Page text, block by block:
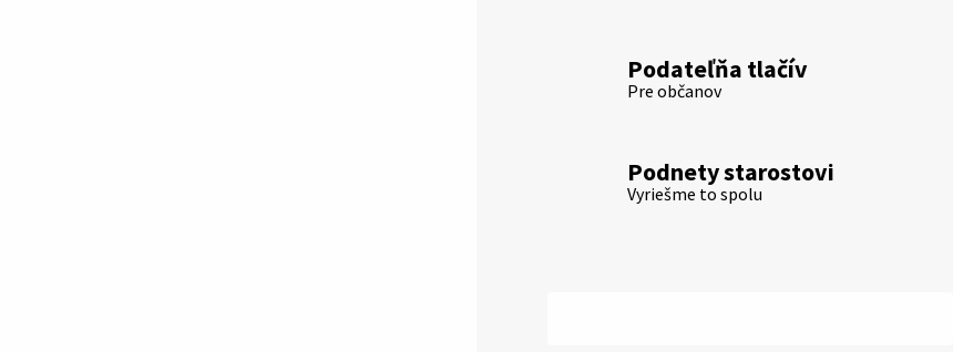
Podateľňa tlačív
Pre občanov
Podnety starostovi
Vyriešme to spolu